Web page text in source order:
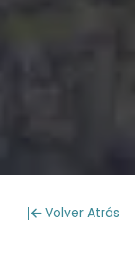
Volver Atrás